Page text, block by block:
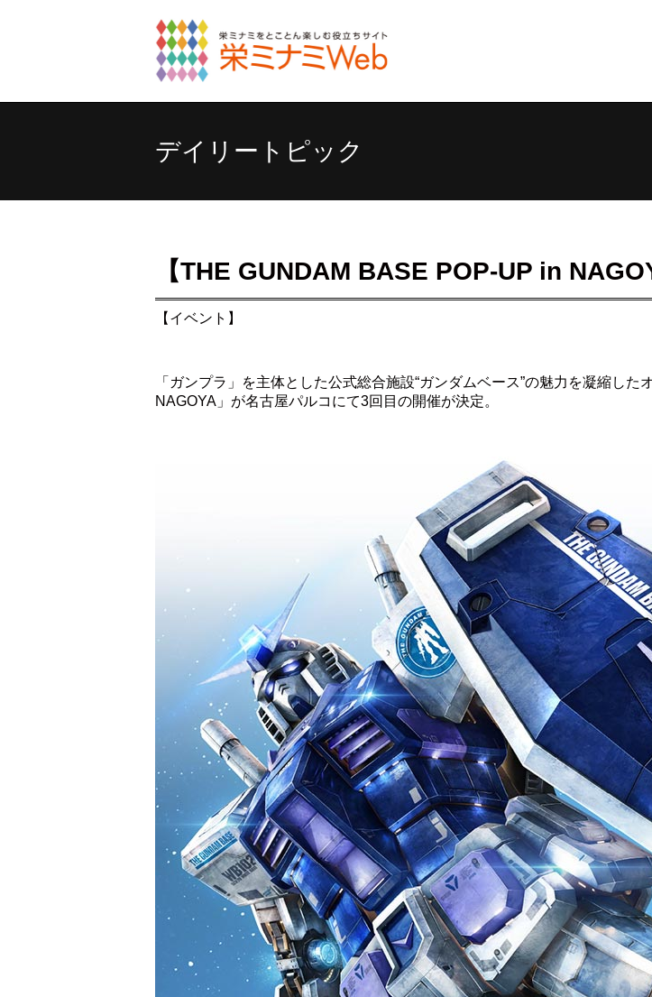
デイリートピック
【THE GUNDAM BASE POP-UP in
【イベント】
「ガンプラ」を主体とした公式総合施設“ガンダムベース”の魅力を凝縮し
NAGOYA」が名古屋パルコにて3回目の開催が決定。